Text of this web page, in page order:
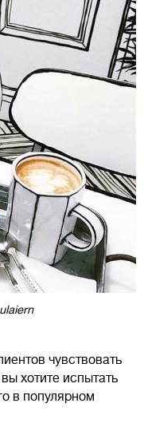
чувствовать
хотите испытать
в популярном